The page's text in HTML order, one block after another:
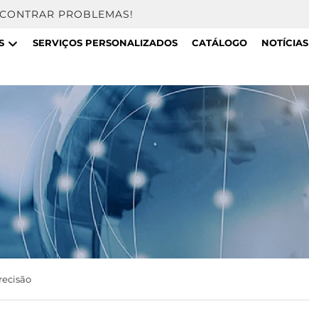
PROBLEMAS!
SERVIÇOS PERSONALIZADOS CATÁLOGO NOTÍCIAS